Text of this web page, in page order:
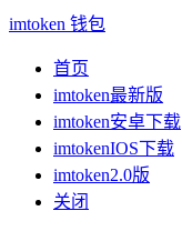
imtoken 钱包
首页
imtoken最新版
imtoken安卓下载
imtokenIOS下载
imtoken2.0版
关闭